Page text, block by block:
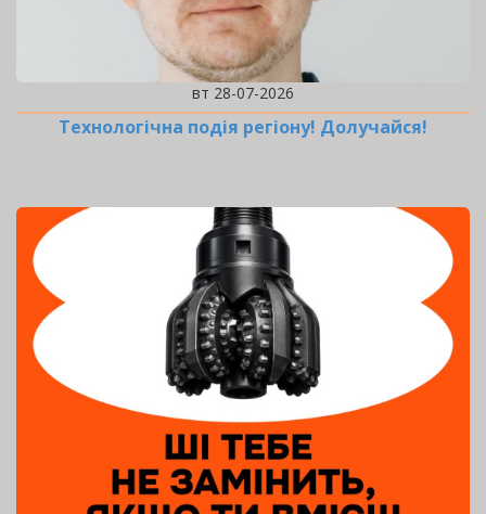
вт 28-07-2026
Технологічна подія регіону! Долучайся!